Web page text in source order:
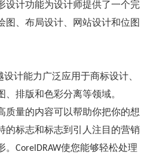
设计功能为设计师提供了一个完
图、布局设计、网站设计和位图
设计能力广泛应用于商标设计、
排版和色彩分离等领域。
质量的内容可以帮助你把你的想
的标志和标志到引人注目的营销
CorelDRAW使您能够轻松处理